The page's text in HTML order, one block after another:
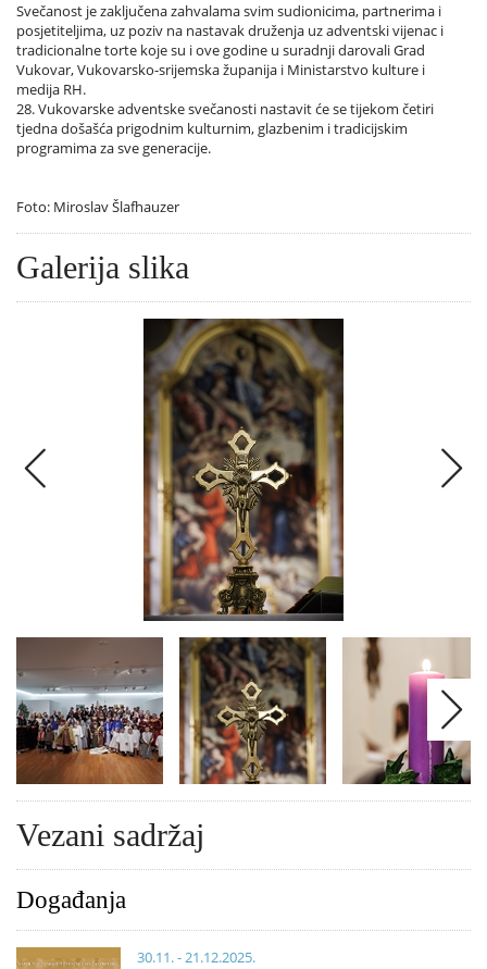
Svečanost je zaključena zahvalama svim sudionicima, partnerima i
posjetiteljima, uz poziv na nastavak druženja uz adventski vijenac i
tradicionalne torte koje su i ove godine u suradnji darovali Grad
Vukovar, Vukovarsko-srijemska županija i Ministarstvo kulture i
medija RH.
28. Vukovarske adventske svečanosti nastavit će se tijekom četiri
tjedna došašća prigodnim kulturnim, glazbenim i tradicijskim
programima za sve generacije.
Foto: Miroslav Šlafhauzer
Galerija slika
Vezani sadržaj
Događanja
30.11. - 21.12.2025.